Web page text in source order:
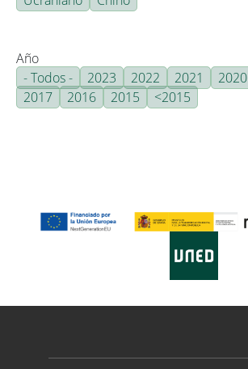
Año
- Todos -
2023 2022 2021 2020
2017
2016 2015 <2015